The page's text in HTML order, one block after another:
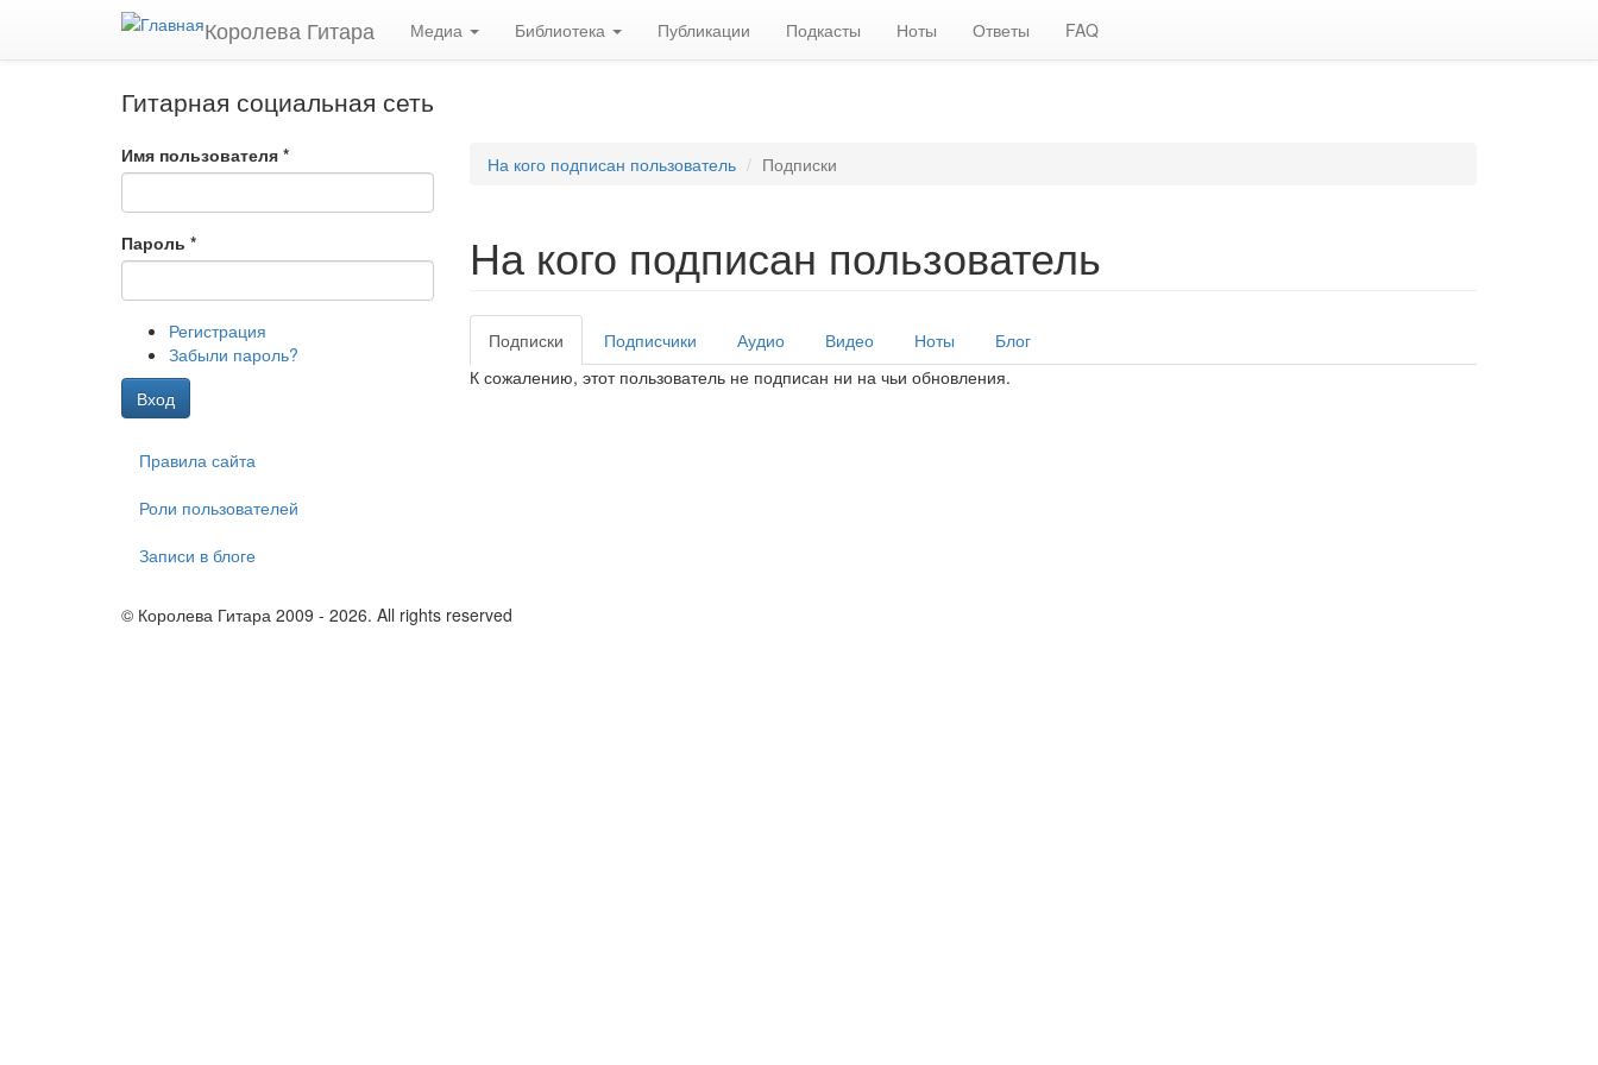
Перейти к основному содержанию
Королева Гитара Медиа Библиотека Публикации Подкасты Ноты Ответы FAQ
Гитарная социальная сеть
Имя пользователя *
Пароль *
Регистрация
Забыли пароль?
Вход
На кого подписан пользователь Подписки
На кого подписан пользователь
Главные вкладки
Подписки (активная
вкладка)
Подписчики Аудио Видео Ноты
Блог
К сожалению, этот пользователь не подписан ни на чьи обновления.
Правила сайта
Роли пользователей
Записи в блоге
© Королева Гитара 2009 - 2026. All rights reserved